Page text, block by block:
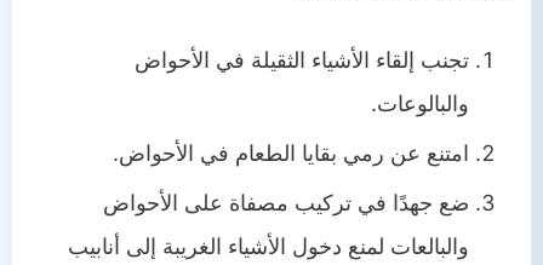
تجنب إلقاء الأشياء الثقيلة في الأحواض
والبالوعات.
امتنع عن رمي بقايا الطعام في الأحواض.
ضع جهدًا في تركيب مصفاة على الأحواض
والبالعات لمنع دخول الأشياء الغريبة إلى أنابيب